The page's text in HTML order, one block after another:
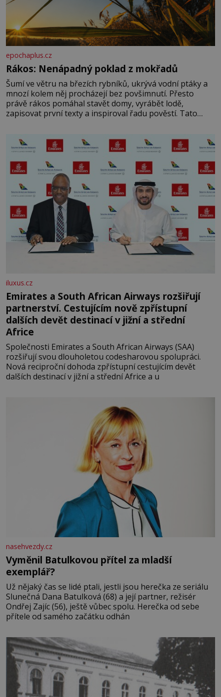
epochaplus.cz
Rákos: Nenápadný poklad z mokřadů
Šumí ve větru na březích rybníků, ukrývá vodní ptáky a
mnozí kolem něj procházejí bez povšimnutí. Přesto
právě rákos pomáhal stavět domy, vyrábět lodě,
zapisovat první texty a inspiroval řadu pověstí. Tato
letního koupání. Stačí se však podívat
iluxus.cz
Emirates a South African Airways rozšiřují
partnerství. Cestujícím nově zpřístupní
dalších devět destinací v jižní a střední
Africe
Společnosti Emirates a South African Airways (SAA)
rozšiřují svou dlouholetou codesharovou spolupráci.
Nová reciproční dohoda zpřístupní cestujícím devět
dalších destinací v jižní a střední Africe a u
nasehvezdy.cz
Vyměnil Batulkovou přítel za mladší
exemplář?
Už nějaký čas se lidé ptali, jestli jsou herečka ze seriálu
Slunečná Dana Batulková (68) a její partner, režisér
Ondřej Zajíc (56), ještě vůbec spolu. Herečka od sebe
přítele od samého začátku odhán